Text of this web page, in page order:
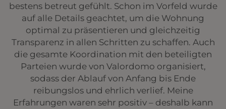
bestens betreut gefühlt. Schon im Vorfeld wurde
auf alle Details geachtet, um die Wohnung
optimal zu präsentieren und gleichzeitig
Transparenz in allen Schritten zu schaffen. Auch
die gesamte Koordination mit den beteiligten
Parteien wurde von Valordomo organisiert,
sodass der Ablauf von Anfang bis Ende
reibungslos und ehrlich verlief. Meine
Erfahrungen waren sehr positiv – deshalb kann